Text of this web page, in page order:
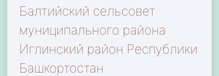
Балтийский сельсовет
муниципального района
Иглинский район Республики
Башкортостан